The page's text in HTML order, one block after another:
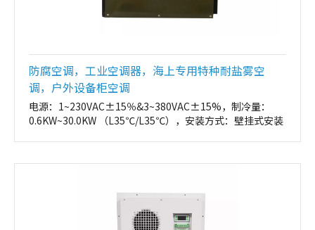
防腐空调，工业空调器，海上专用特种耐盐雾空
调，户外设备柜空调
电源：1~230VAC±15％&3~380VAC±15%，制冷量：
0.6KW~30.0KW （L35℃/L35℃），安装方式：壁挂式安装